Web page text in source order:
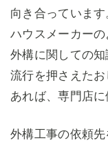
向き合っています
ハウスメーカーの
外構に関しての知
流行を押さえた
あれば、専門店に
外構工事の依頼